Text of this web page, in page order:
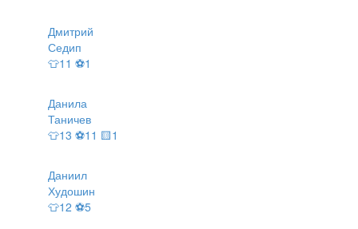
Дмитрий
Седип
👕11 ⚽1
Данила
Таничев
👕13 ⚽11 🟨1
Даниил
Худошин
👕12 ⚽5